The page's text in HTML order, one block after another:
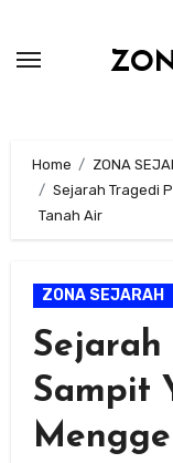
Home
ZONA
Sejarah Tragedi
Tanah Air
ZONA SEJARAH
Sejarah
Sampit